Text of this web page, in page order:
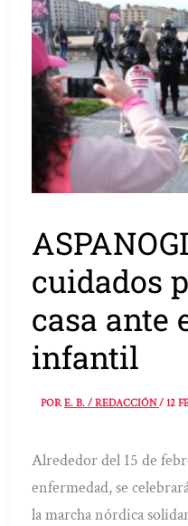
cuidados
casa ante
infantil
PORE. B. / REDACCIÓN/12
Alrededor del 15 de
enfermedad, se
la marcha nórdica